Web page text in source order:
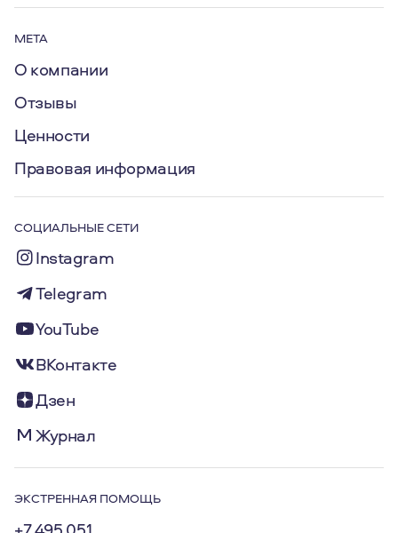
МЕТА
О компании
Отзывы
Ценности
Правовая информация
СОЦИАЛЬНЫЕ СЕТИ
Instagram
Telegram
YouTube
ВКонтакте
Дзен
Журнал
ЭКСТРЕННАЯ ПОМОЩЬ